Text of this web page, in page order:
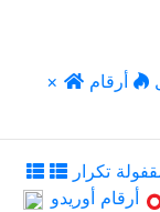
×
أرقام
تكرار
أرقام أوريدو